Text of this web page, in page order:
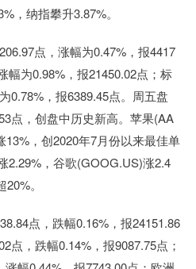
，纳指攀升3.87%。
点，涨幅为0.47%，报4417
幅为0.98%，报21450.02点；标
0.78%，报6389.45点。周五盘
点，创盘中历史新高。苹果(AA
，创2020年7月份以来最佳单
2.29%，谷歌(GOOG.US)涨2.4
。
点，跌幅0.16%，报24151.86
点，跌幅0.14%，报9087.75点；